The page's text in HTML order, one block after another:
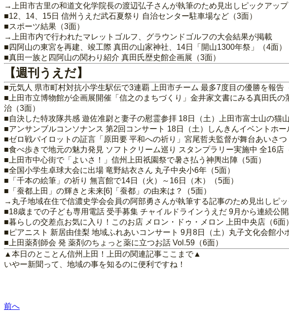
→上田市古里の和道文化学院長の渡辺弘子さんが執筆のため見出しピックアップ
■12、14、15日 信州うえだ武石夏祭り 自治センター駐車場など（3面）
■スポーツ結果（3面）
→上田市内で行われたマレットゴルフ、グラウンドゴルフの大会結果が掲載
■四阿山の東宮を再建、竣工際 真田の山家神社、14日「開山1300年祭」（4面）
■真田一族と四阿山の関わり紹介 真田氏歴史館企画展（3面）
【週刊うえだ】
■元気人 県市町村対抗小学生駅伝で3連覇 上田市チーム 最多7度目の優勝を報告
■上田市立博物館が企画展開催「信之のまちづくり」金井家文書にみる真田氏
治（3面）
■自決した特攻隊共感 遊佐准尉と妻子の慰霊参拝 18日（土）上田市富士山の猫
■アンサンブルコンソナンス 第2回コンサート 18日（土）しんきんイベントホー
■ゼロ戦パイロットの証言「原田要 平和への祈り」宮尾哲夫監督が舞台あいさ
■食べ歩きで地元の魅力発見 ソフトクリーム巡り スタンプラリー実施中 全16店
■上田市中心街で「よいさ！」信州上田祇園祭で暑さ払う神輿出陣（5面）
■全国小学生卓球大会に出場 竜野結衣さん 丸子中央小6年（5面）
■「千本の絵筆」の祈り 無言館で14日（火）～16日（木）（5面）
■「蚕都上田」の輝きと未来[6]「蚕都」の由来は？（5面）
→丸子地域在住で信濃史学会会員の阿部勇さんが執筆する記事のため見出しピ
■18歳までの子ども専用電話 受手募集 チャイルドラインうえだ 9月から連続公開
■暮らしの交差点お気に入り！このお店 メロン・ドゥ・メロン 上田中央店（6面）
■ピアニスト 新居由佳梨 地域ふれあいコンサート 9月8日（土）丸子文化会館小
■上田薬剤師会 発 薬剤のちょっと薬に立つお話 Vol.59（6面）
▲本日のとことん信州上田！上田の関連記事ここまで▲
いやー新聞って、地域の事を知るのに便利ですね！
前へ